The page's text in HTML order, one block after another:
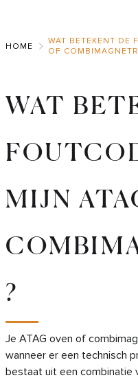
Main
HOME
WAT BETEKENT DE
OF
WAT
MIJN
?
Je ATAG oven of
wanneer er een technisch
bestaat uit een combinatie